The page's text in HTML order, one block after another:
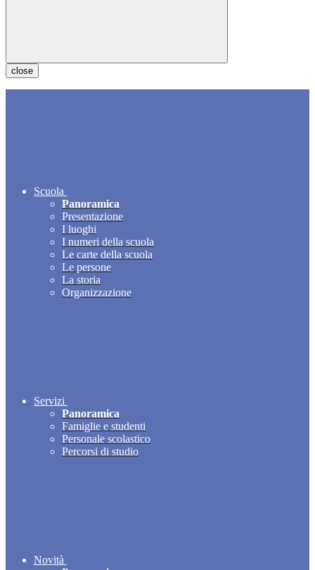
close
Scuola
Panoramica
Presentazione
I luoghi
I numeri della scuola
Le carte della scuola
Le persone
La storia
Organizzazione
Servizi
Panoramica
Famiglie e studenti
Personale scolastico
Percorsi di studio
Novità